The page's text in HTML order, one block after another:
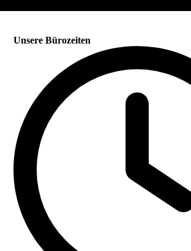
Unsere Bürozeiten